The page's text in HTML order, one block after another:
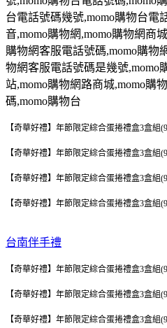
台電話號碼幾號,momo購物台電
音,momo購物網,momo購物網商城
購物網客服電話號碼,momo購物
物網客服電話號碼是幾號,momo
站,momo購物網路商城,momo購
碼,momo購物台
【奇華好禮】年節限定綜合蛋捲禮盒3盒組
【奇華好禮】年節限定綜合蛋捲禮盒3盒組
【奇華好禮】年節限定綜合蛋捲禮盒3盒組
【奇華好禮】年節限定綜合蛋捲禮盒3盒組
台南伴手禮
【奇華好禮】年節限定綜合蛋捲禮盒3盒組
【奇華好禮】年節限定綜合蛋捲禮盒3盒組
【奇華好禮】年節限定綜合蛋捲禮盒3盒組